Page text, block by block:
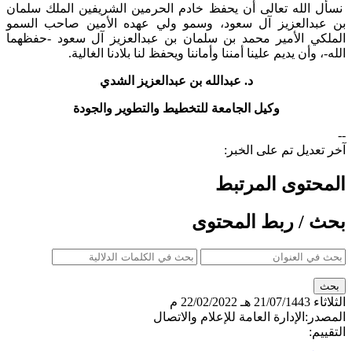
نسأل الله تعالى أن يحفظ خادم الحرمين الشريفين الملك سلمان
بن عبدالعزيز آل سعود، وسمو ولي عهده الأمين صاحب السمو
الملكي الأمير محمد بن سلمان بن عبدالعزيز آل سعود -حفظهما
الله-، وأن يديم علينا أمننا وأماننا ويحفظ لنا بلادنا الغالية.
د. عبدالله بن عبدالعزيز الشدي
وكيل الجامعة للتخطيط والتطوير والجودة
--
آخر تعديل تم على الخبر:
المحتوى المرتبط
بحث / ربط المحتوى
الثلاثاء 21/07/1443 هـ
22/02/2022 م
المصدر: الإدارة العامة للإعلام والاتصال
التقييم: